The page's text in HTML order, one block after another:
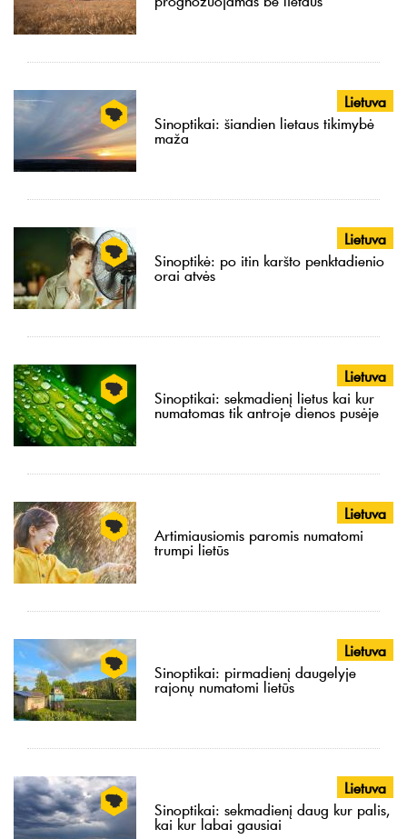
Lietuva
Sinoptikai: šiandien lietaus tikimybė
maža
Lietuva
Sinoptikė: po itin karšto penktadienio
orai atvės
Lietuva
Sinoptikai: sekmadienį lietus kai kur
numatomas tik antroje dienos pusėje
Lietuva
Artimiausiomis paromis numatomi
trumpi lietūs
Lietuva
Sinoptikai: pirmadienį daugelyje
rajonų numatomi lietūs
Lietuva
Sinoptikai: sekmadienį daug kur palis,
kai kur labai gausiai